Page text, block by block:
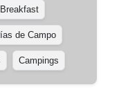
de Campo
Campings